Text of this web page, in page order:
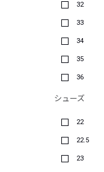
32
33
34
35
36
シューズ
22
22.5
23